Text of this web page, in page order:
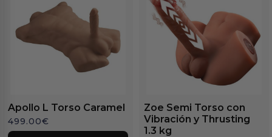
Apollo L Torso Caramel
499.00€
Zoe Semi Torso con
Vibración y Thrusting
1.3 kg